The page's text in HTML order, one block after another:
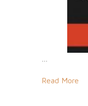
Read More